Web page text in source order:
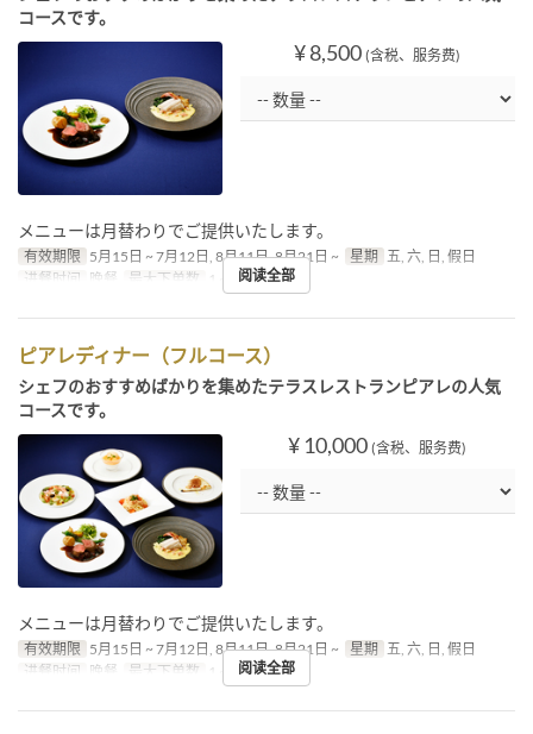
コースです。
¥ 8,500 (含税、服务费)
メニューは月替わりでご提供いたします。
有效期限 5月15日 ~ 7月12日, 8月11日, 8月21日 ~ 星期 五, 六, 日, 假日
进餐时间 晚餐 最大下单数 1 ~ 阅读全部
ピアレディナー（フルコース）
シェフのおすすめばかりを集めたテラスレストランピアレの人気
コースです。
¥ 10,000 (含税、服务费)
メニューは月替わりでご提供いたします。
有效期限 5月15日 ~ 7月12日, 8月11日, 8月21日 ~ 星期 五, 六, 日, 假日
进餐时间 晚餐 最大下单数 1 ~ 阅读全部